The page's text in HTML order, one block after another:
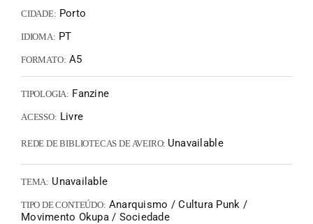
CIDADE: Porto
IDIOMA: PT
FORMATO: A5
TIPOLOGIA: Fanzine
ACESSO: Livre
REDE DE BIBLIOTECAS DE AVEIRO: Unavailable
TEMA: Unavailable
TIPO DE CONTEÚDO: Anarquismo / Cultura Punk /
Movimento Okupa / Sociedade